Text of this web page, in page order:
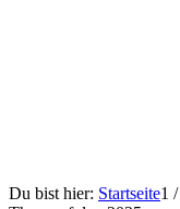
Du bist hier: Startseite1 /